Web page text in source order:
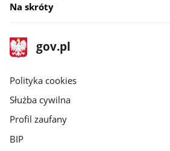
Na skróty
stopka
gov.pl
Strona
gov.pl
gov.pl
Polityka cookies
Służba cywilna
Profil zaufany
BIP